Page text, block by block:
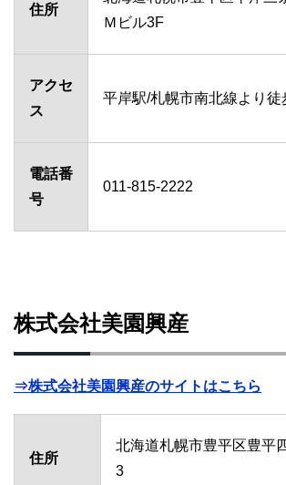
住所
Ｍビル3F
アクセ
ス
平岸駅/札幌市南北線より徒
電話番
号
011-815-2222
株式会社美園興産
⇒株式会社美園興産のサイトはこちら
住所
北海道札幌市豊平区豊平
3